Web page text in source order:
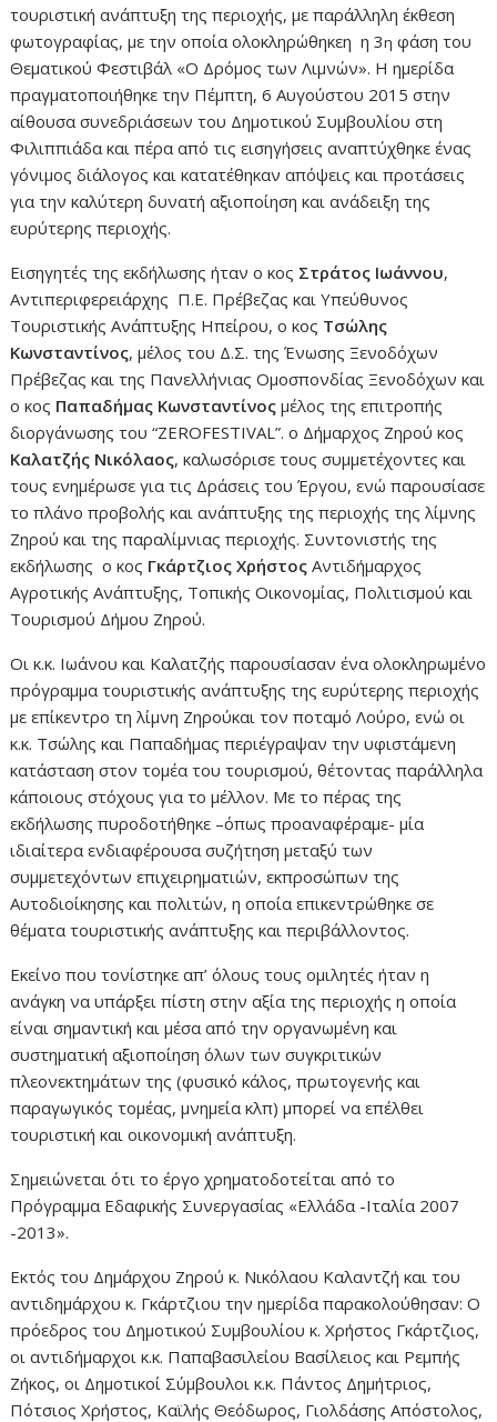
τουριστική ανάπτυξη της περιοχής, με παράλληλη έκθεση
φωτογραφίας, με την οποία ολοκληρώθηκεη η 3η φάση του
Θεματικού Φεστιβάλ «Ο Δρόμος των Λιμνών». Η ημερίδα
πραγματοποιήθηκε την Πέμπτη, 6 Αυγούστου 2015 στην
αίθουσα συνεδριάσεων του Δημοτικού Συμβουλίου στη
Φιλιππιάδα και πέρα από τις εισηγήσεις αναπτύχθηκε ένας
γόνιμος διάλογος και κατατέθηκαν απόψεις και προτάσεις
για την καλύτερη δυνατή αξιοποίηση και ανάδειξη της
ευρύτερης περιοχής.
Εισηγητές της εκδήλωσης ήταν ο κος Στράτος Ιωάννου,
Αντιπεριφερειάρχης Π.Ε. Πρέβεζας και Υπεύθυνος
Τουριστικής Ανάπτυξης Ηπείρου, ο κος Τσώλης
Κωνσταντίνος, μέλος του Δ.Σ. της Ένωσης Ξενοδόχων
Πρέβεζας και της Πανελλήνιας Ομοσπονδίας Ξενοδόχων και
ο κος Παπαδήμας Κωνσταντίνος μέλος της επιτροπής
διοργάνωσης του “ZEROFESTIVAL”. ο Δήμαρχος Ζηρού κος
Καλατζής Νικόλαος, καλωσόρισε τους συμμετέχοντες και
τους ενημέρωσε για τις Δράσεις του Έργου, ενώ παρουσίασε
το πλάνο προβολής και ανάπτυξης της περιοχής της λίμνης
Ζηρού και της παραλίμνιας περιοχής. Συντονιστής της
εκδήλωσης ο κος Γκάρτζιος Χρήστος Αντιδήμαρχος
Αγροτικής Ανάπτυξης, Τοπικής Οικονομίας, Πολιτισμού και
Τουρισμού Δήμου Ζηρού.
Οι κ.κ. Ιωάνου και Καλατζής παρουσίασαν ένα ολοκληρωμένο
πρόγραμμα τουριστικής ανάπτυξης της ευρύτερης περιοχής
με επίκεντρο τη λίμνη Ζηρούκαι τον ποταμό Λούρο, ενώ οι
κ.κ. Τσώλης και Παπαδήμας περιέγραψαν την υφιστάμενη
κατάσταση στον τομέα του τουρισμού, θέτοντας παράλληλα
κάποιους στόχους για το μέλλον. Με το πέρας της
εκδήλωσης πυροδοτήθηκε –όπως προαναφέραμε- μία
ιδιαίτερα ενδιαφέρουσα συζήτηση μεταξύ των
συμμετεχόντων επιχειρηματιών, εκπροσώπων της
Αυτοδιοίκησης και πολιτών, η οποία επικεντρώθηκε σε
θέματα τουριστικής ανάπτυξης και περιβάλλοντος.
Εκείνο που τονίστηκε απ’ όλους τους ομιλητές ήταν η
ανάγκη να υπάρξει πίστη στην αξία της περιοχής η οποία
είναι σημαντική και μέσα από την οργανωμένη και
συστηματική αξιοποίηση όλων των συγκριτικών
πλεονεκτημάτων της (φυσικό κάλος, πρωτογενής και
παραγωγικός τομέας, μνημεία κλπ) μπορεί να επέλθει
τουριστική και οικονομική ανάπτυξη.
Σημειώνεται ότι το έργο χρηματοδοτείται από το
Πρόγραμμα Εδαφικής Συνεργασίας «Ελλάδα -Ιταλία 2007
-2013».
Εκτός του Δημάρχου Ζηρού κ. Νικόλαου Καλαντζή και του
αντιδημάρχου κ. Γκάρτζιου την ημερίδα παρακολούθησαν: Ο
πρόεδρος του Δημοτικού Συμβουλίου κ. Χρήστος Γκάρτζιος,
οι αντιδήμαρχοι κ.κ. Παπαβασιλείου Βασίλειος και Ρεμπής
Ζήκος, οι Δημοτικοί Σύμβουλοι κ.κ. Πάντος Δημήτριος,
Πότσιος Χρήστος, Καϊλής Θεόδωρος, Γιολδάσης Απόστολος,